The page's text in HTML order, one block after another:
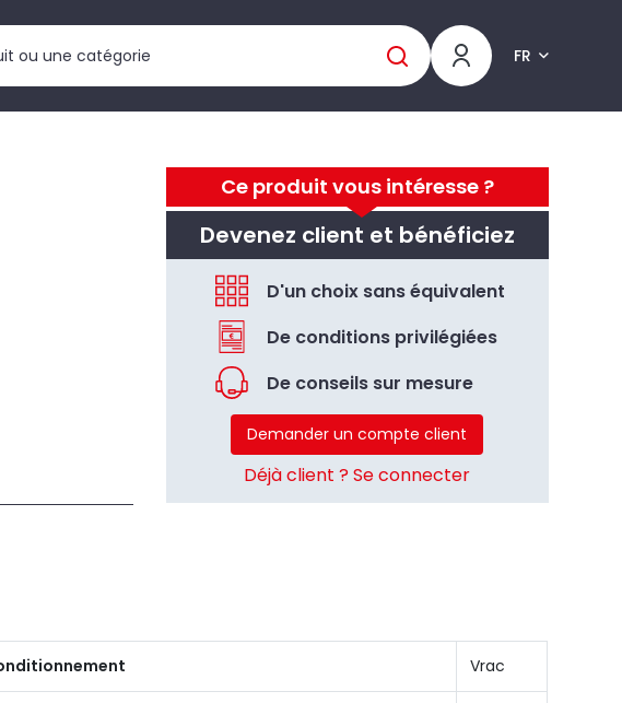
FR
Ce produit vous intéresse ?
Devenez client et bénéficiez
D'un choix sans équivalent
De conditions privilégiées
De conseils sur mesure
Demander un compte client
Déjà client ? Se connecter
Vrac